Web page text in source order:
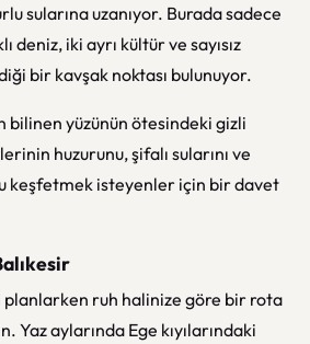
sularına uzanıyor. Burada sadece
deniz, iki ayrı kültür ve sayısız
bir kavşak noktası bulunuyor.
bilinen yüzünün ötesindeki gizli
huzurunu, şifalı sularını ve
keşfetmek isteyenler için bir davet
planlarken ruh halinize göre bir rota
Yaz aylarında Ege kıyılarındaki